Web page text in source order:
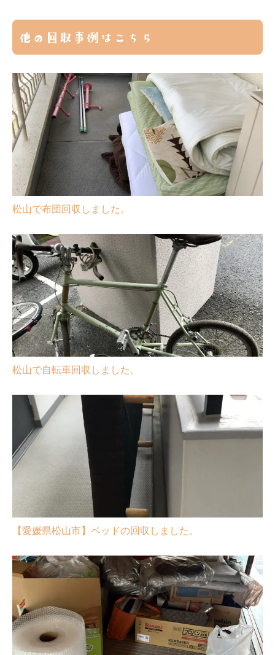
他の回収事例はこちら
松山で布団回収しました。
松山で自転車回収しました。
【愛媛県松山市】ベッドの回収しました。